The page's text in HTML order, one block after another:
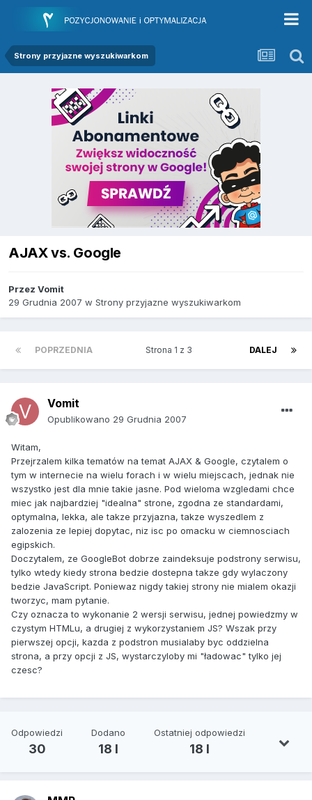
Strony przyjazne wyszukiwarkom
AJAX vs. Google
Przez Vomit
29 Grudnia 2007 w Strony przyjazne wyszukiwarkom
POPRZEDNIA DALEJ
Strona 1 z 3
Vomit
Opublikowano 29 Grudnia 2007
Witam,
Przejrzalem kilka tematów na temat AJAX & Google, czytalem o
tym w internecie na wielu forach i w wielu miejscach, jednak nie
wszystko jest dla mnie takie jasne. Pod wieloma wzgledami chce
miec jak najbardziej "idealna" strone, zgodna ze standardami,
optymalna, lekka, ale takze przyjazna, takze wyszedlem z
zalozenia ze lepiej dopytac, niz isc po omacku w ciemnosciach
egipskich.
Doczytalem, ze GoogleBot dobrze zaindeksuje podstrony serwisu,
tylko wtedy kiedy strona bedzie dostepna takze gdy wylaczony
bedzie JavaScript. Poniewaz nigdy takiej strony nie mialem okazji
tworzyc, mam pytanie.
Czy oznacza to wykonanie 2 wersji serwisu, jednej powiedzmy w
czystym HTMLu, a drugiej z wykorzystaniem JS? Wszak przy
pierwszej opcji, kazda z podstron musialaby byc oddzielna
strona, a przy opcji z JS, wystarczyloby mi "ładowac" tylko jej
czesc?
Odpowiedzi
30
Dodano
18 l
Ostatniej odpowiedzi
18 l